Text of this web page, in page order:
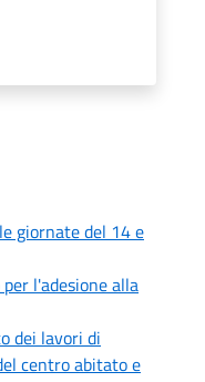
giornate del 14 e
l'adesione alla
dei lavori di
centro abitato e